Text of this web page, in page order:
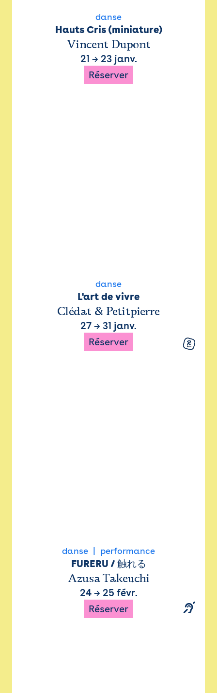
danse
Hauts Cris (miniature)
Vincent Dupont
21 → 23 janv.
Réserver
danse
L'art de vivre
Clédat & Petitpierre
27 → 31 janv.
Réserver
danse performance
FURERU / 触れる
Azusa Takeuchi
24→ 25 févr.
Réserver